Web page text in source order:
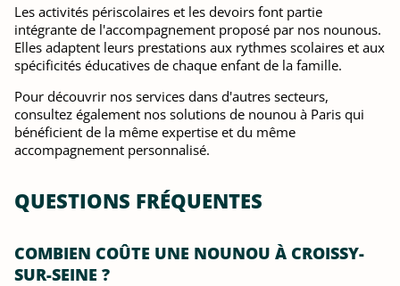
Les activités périscolaires et les devoirs font partie
intégrante de l'accompagnement proposé par nos nounous.
Elles adaptent leurs prestations aux rythmes scolaires et aux
spécificités éducatives de chaque enfant de la famille.
Pour découvrir nos services dans d'autres secteurs,
consultez également nos solutions de nounou à Paris qui
bénéficient de la même expertise et du même
accompagnement personnalisé.
QUESTIONS FRÉQUENTES
COMBIEN COÛTE UNE NOUNOU À CROISSY-
SUR-SEINE ?